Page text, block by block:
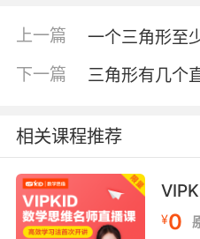
上一篇 一个三角形至
下一篇 三角形有几个
相关课程推荐
¥0